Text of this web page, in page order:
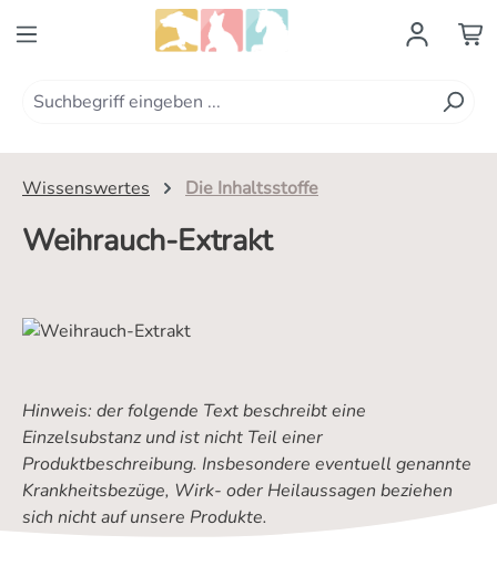
Zum Hauptinhalt springen
Wissenswertes Die Inhaltsstoffe
Weihrauch-Extrakt
Hinweis: der folgende Text beschreibt eine
Einzelsubstanz und ist nicht Teil einer
Produktbeschreibung. Insbesondere eventuell genannte
Krankheitsbezüge, Wirk- oder Heilaussagen beziehen
sich nicht auf unsere Produkte.